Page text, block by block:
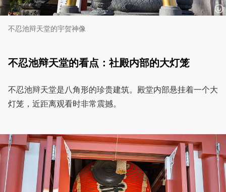
不忍池辩天堂的宇贺神像
不忍池辩天堂的看点：社殿内部的大灯笼
不忍池辩天堂是八角形的珍贵建筑。殿堂内部悬挂着一个大
灯笼，近距离观看时非常震撼。